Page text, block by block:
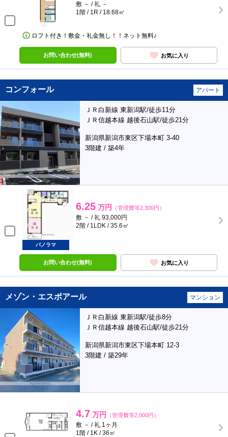
敷 － / 礼 －
1階 / 1R / 18.68㎡
ロフト付き！敷金・礼金無し！！ネット無料♪
お問い合わせ(無料) お気に入り
コンフォール アパート
ＪＲ白新線 東新潟駅/徒歩11分
ＪＲ信越本線 越後石山駅/徒歩21分
新潟県新潟市東区下場本町 3-40
3階建 / 築4年
6.25 万円 （管理費等2,300円）
敷 － / 礼 93,000円
2階 / 1LDK / 35.6㎡
パノラマ
お問い合わせ(無料) お気に入り
メゾン・エスポアール マンション
ＪＲ白新線 東新潟駅/徒歩8分
ＪＲ信越本線 越後石山駅/徒歩21分
新潟県新潟市東区下場本町 12-3
3階建 / 築29年
4.7 万円 （管理費等2,000円）
敷 － / 礼 1ヶ月
1階 / 1K / 36㎡